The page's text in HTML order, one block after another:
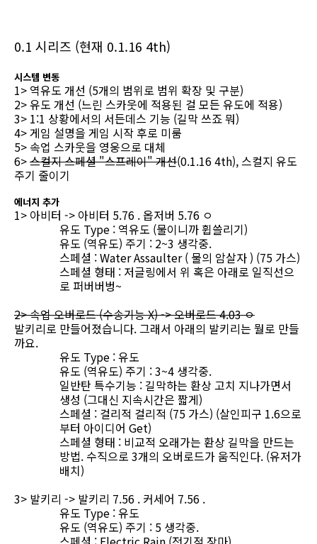
0.1 시리즈 (현재 0.1.16 4th)
시스템 변동
1> 역유도 개선 (5개의 범위로 범위 확장 및 구분)
2> 유도 개선 (느린 스카웃에 적용된 걸 모든 유도에 적용)
3> 1:1 상황에서의 서든데스 기능 (길막 쓰죠 뭐)
4> 게임 설명을 게임 시작 후로 미룸
5> 속업 스카웃을 영웅으로 대체
6>스컬지 스페셜 "스프레이" 개선(0.1.16 4th), 스컬지 유도
주기 줄이기
에너지 추가
1> 아비터 -> 아비터 5.76 . 옵저버 5.76 ㅇ
유도 Type : 역유도 (물이니까 휩쓸리기)
유도 (역유도) 주기 : 2~3 생각중.
스페셜 : Water Assaulter ( 물의 암살자 ) (75 가스)
스페셜 형태 : 저글링에서 위 혹은 아래로 일직선으
로 퍼버버벙~
2> 속업 오버로드 (수송기능 X) -> 오버로드 4.03 ㅇ
발키리로 만들어졌습니다. 그래서 아래의 발키리는 뭘로 만들
까요.
유도 Type : 유도
유도 (역유도) 주기 : 3~4 생각중.
일반탄 특수기능 : 길막하는 환상 고치 지나가면서
생성 (그대신 지속시간은 짧게)
스페셜 : 걸리적 걸리적 (75 가스) (살인피구 1.6으로
부터 아이디어 Get)
스페셜 형태 : 비교적 오래가는 환상 길막을 만드는
방법. 수직으로 3개의 오버로드가 움직인다. (유저가
배치)
3> 발키리 -> 발키리 7.56 . 커세어 7.56 .
유도 Type : 유도
유도 (역유도) 주기 : 5 생각중.